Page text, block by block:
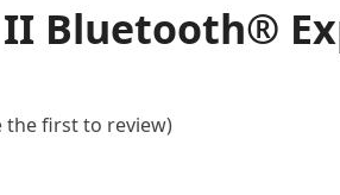
II Bluetooth®
the first to review)